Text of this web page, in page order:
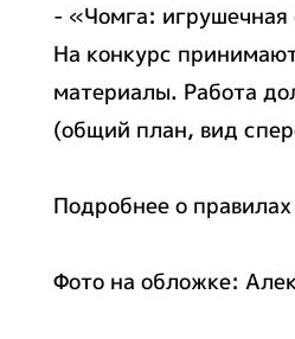
- «Чомга: игрушечная
На конкурс
материалы. Работа
(общий план, вид
Подробнее о
Фото на обложке: